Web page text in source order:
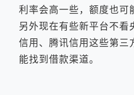
利率会高一些，额度也可
另外现在有些新平台不
信用、腾讯信用这些第三
能找到借款渠道。